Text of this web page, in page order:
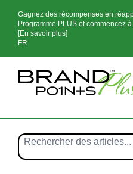
Gagnez des récompenses en
Programme PLUS et commencez
[En savoir plus]
FR